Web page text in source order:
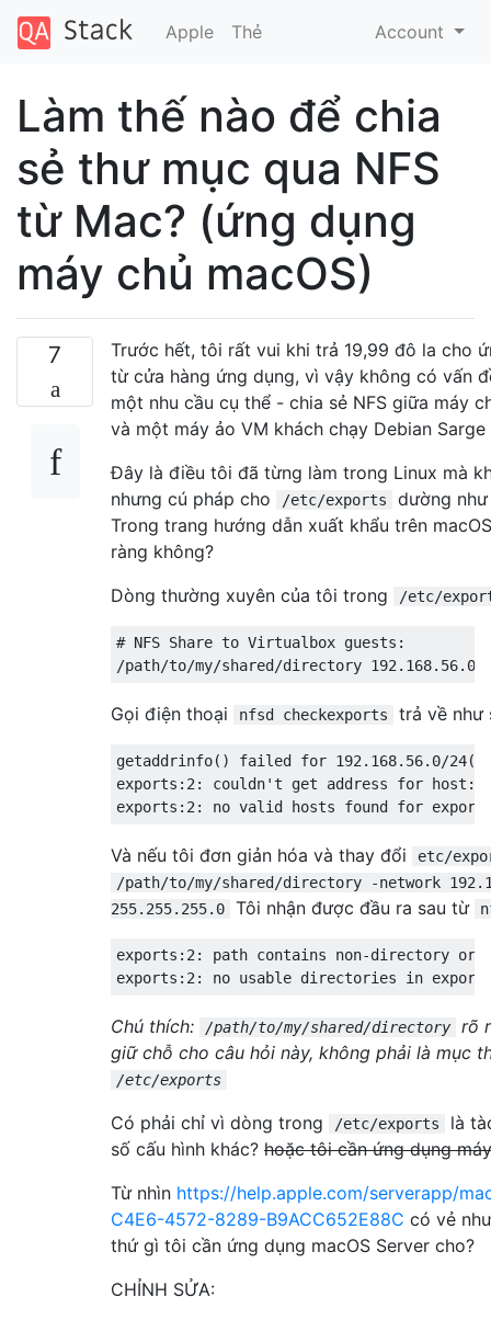
Apple Thẻ Account
Làm thế nào để chia
sẻ thư mục qua NFS
từ Mac? (ứng dụng
máy chủ macOS)
7
Trước hết, tôi rất vui khi trả 19,99 đô la cho
từ cửa hàng ứng dụng, vì vậy không có vấn
một nhu cầu cụ thể - chia sẻ NFS giữa máy
và một máy ảo VM khách chạy Debian
Đây là điều tôi đã từng làm trong Linux mà
nhưng cú pháp cho
/etc/exports
dường
Trong trang hướng dẫn xuất khẩu trên
ràng không?
Dòng thường xuyên của tôi trong
/etc/
# NFS Share to Virtualbox guests:
Gọi điện thoại nfsd checkexports trả về như
getaddrinfo() failed for 192.168.56.0/
exports:2: couldn't get address for host:
Và nếu tôi đơn giản hóa và thay đổi
etc/
/path/to/my/shared/directory -network
255.255.255.0
Tôi nhận được đầu ra sau từ
exports:2: path contains non-directory or
Chú thích: /path/to/my/shared/directory
rõ
giữ chỗ cho câu hỏi này, không phải là mục
/etc/exports
Có phải chỉ vì dòng trong /etc/exports
là
số cấu hình khác? hoặc tôi cần ứng dụng
Từ nhìn https://help.apple.com/serverapp/
C4E6-4572-8289-B9ACC652E88C có vẻ
thứ gì tôi cần ứng dụng macOS Server cho?
CHỈNH SỬA: